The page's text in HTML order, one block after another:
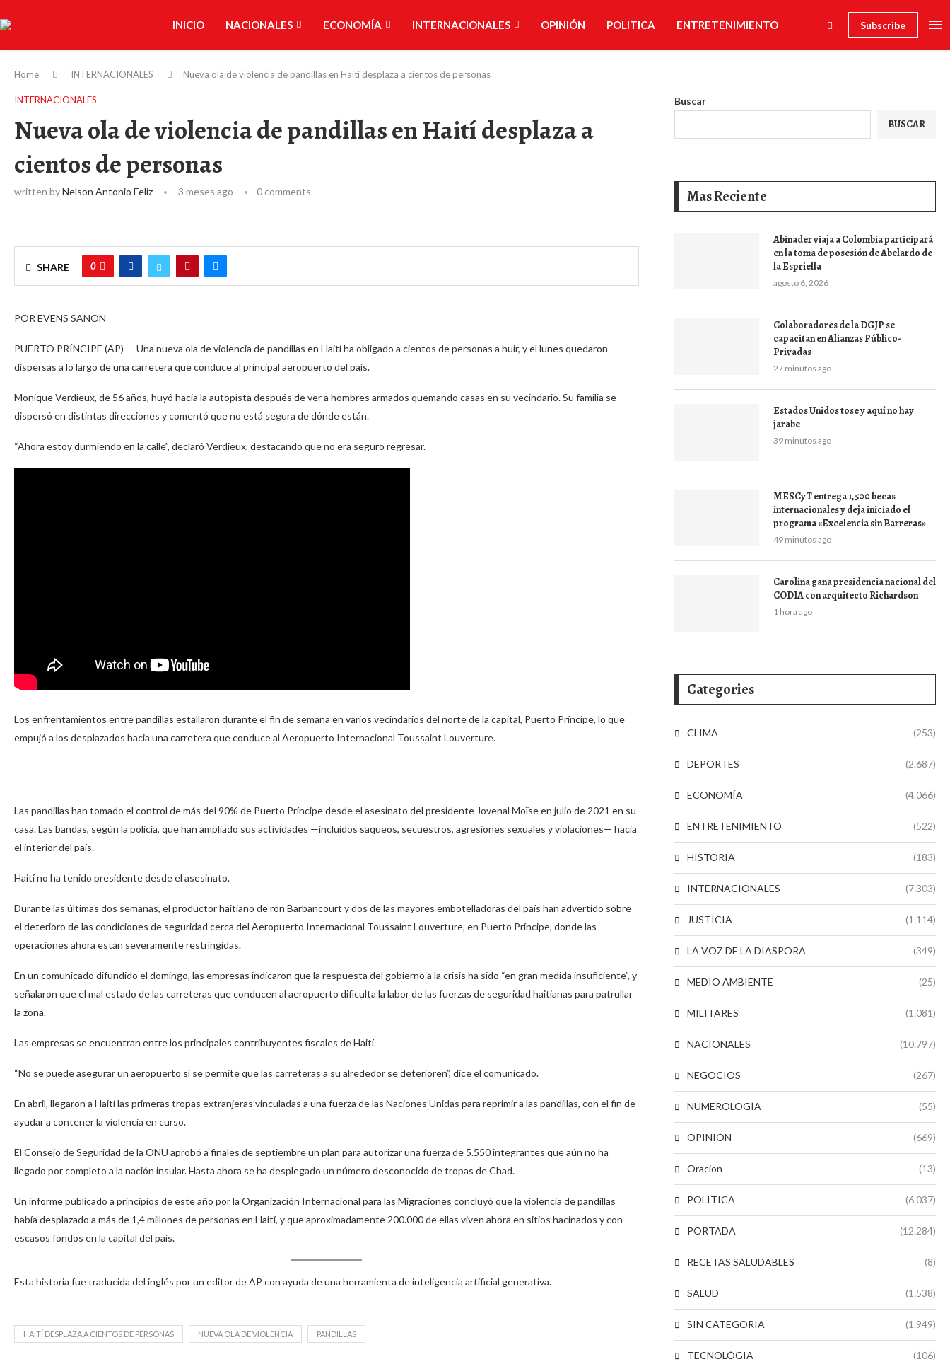
INICIO NACIONALES ECONOMÍA INTERNACIONALES OPINIÓN POLITICA ENTRETENIMIENTO Subscribe
Home INTERNACIONALES Nueva ola de violencia de pandillas en Haití desplaza a cientos de personas
INTERNACIONALES
Nueva ola de violencia de pandillas en Haití desplaza a
cientos de personas
written byNelson Antonio Feliz 3 meses ago 0 comments
SHARE 0
POR EVENS SANON
PUERTO PRÍNCIPE (AP) — Una nueva ola de violencia de pandillas en Haití ha obligado a cientos de personas a huir, y el lunes quedaron
dispersas a lo largo de una carretera que conduce al principal aeropuerto del país.
Monique Verdieux, de 56 años, huyó hacia la autopista después de ver a hombres armados quemando casas en su vecindario. Su familia se
dispersó en distintas direcciones y comentó que no está segura de dónde están.
“Ahora estoy durmiendo en la calle”, declaró Verdieux, destacando que no era seguro regresar.
Los enfrentamientos entre pandillas estallaron durante el fin de semana en varios vecindarios del norte de la capital, Puerto Príncipe, lo que
empujó a los desplazados hacia una carretera que conduce al Aeropuerto Internacional Toussaint Louverture.
Las pandillas han tomado el control de más del 90% de Puerto Príncipe desde el asesinato del presidente Jovenal Moïse en julio de 2021 en su
casa. Las bandas, según la policía, que han ampliado sus actividades —incluidos saqueos, secuestros, agresiones sexuales y violaciones— hacia
el interior del país.
Haití no ha tenido presidente desde el asesinato.
Durante las últimas dos semanas, el productor haitiano de ron Barbancourt y dos de las mayores embotelladoras del país han advertido sobre
el deterioro de las condiciones de seguridad cerca del Aeropuerto Internacional Toussaint Louverture, en Puerto Príncipe, donde las
operaciones ahora están severamente restringidas.
En un comunicado difundido el domingo, las empresas indicaron que la respuesta del gobierno a la crisis ha sido “en gran medida insuficiente”, y
señalaron que el mal estado de las carreteras que conducen al aeropuerto dificulta la labor de las fuerzas de seguridad haitianas para patrullar
la zona.
Las empresas se encuentran entre los principales contribuyentes fiscales de Haití.
“No se puede asegurar un aeropuerto si se permite que las carreteras a su alrededor se deterioren”, dice el comunicado.
En abril, llegaron a Haití las primeras tropas extranjeras vinculadas a una fuerza de las Naciones Unidas para reprimir a las pandillas, con el fin de
ayudar a contener la violencia en curso.
El Consejo de Seguridad de la ONU aprobó a finales de septiembre un plan para autorizar una fuerza de 5.550 integrantes que aún no ha
llegado por completo a la nación insular. Hasta ahora se ha desplegado un número desconocido de tropas de Chad.
Un informe publicado a principios de este año por la Organización Internacional para las Migraciones concluyó que la violencia de pandillas
había desplazado a más de 1,4 millones de personas en Haití, y que aproximadamente 200.000 de ellas viven ahora en sitios hacinados y con
escasos fondos en la capital del país.
Esta historia fue traducida del inglés por un editor de AP con ayuda de una herramienta de inteligencia artificial generativa.
HAITÍ DESPLAZA A CIENTOS DE PERSONAS NUEVA OLA DE VIOLENCIA PANDILLAS
Buscar
BUSCAR
Mas Reciente
Abinader viaja a Colombia participará
en la toma de posesión de Abelardo de
la Espriella
agosto 6, 2026
Colaboradores de la DGJP se
capacitan en Alianzas Público-
Privadas
27 minutos ago
Estados Unidos tose y aquí no hay
jarabe
39 minutos ago
MESCyT entrega 1,500 becas
internacionales y deja iniciado el
programa «Excelencia sin Barreras»
49 minutos ago
Carolina gana presidencia nacional del
CODIA con arquitecto Richardson
1 hora ago
Categories
CLIMA (253)
DEPORTES (2.687)
ECONOMÍA (4.066)
ENTRETENIMIENTO (522)
HISTORIA (183)
INTERNACIONALES (7.303)
JUSTICIA (1.114)
LA VOZ DE LA DIASPORA (349)
MEDIO AMBIENTE (25)
MILITARES (1.081)
NACIONALES (10.797)
NEGOCIOS (267)
NUMEROLOGÍA (55)
OPINIÓN (669)
Oracion (13)
POLITICA (6.037)
PORTADA (12.284)
RECETAS SALUDABLES (8)
SALUD (1.538)
SIN CATEGORIA (1.949)
TECNOLÓGIA (106)